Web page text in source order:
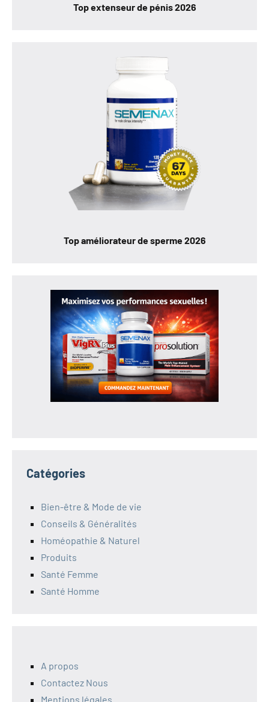
Top extenseur de pénis 2026
Top améliorateur de sperme 2026
Catégories
Bien-être & Mode de vie
Conseils & Généralités
Homéopathie & Naturel
Produits
Santé Femme
Santé Homme
A propos
Contactez Nous
Mentions légales